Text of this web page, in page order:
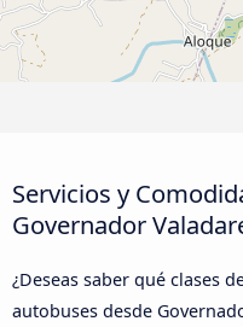
Servicios y
Governador
¿Deseas saber qué clases
autobuses desde